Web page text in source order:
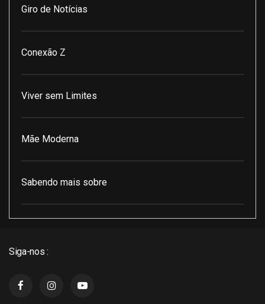
Giro de Notícias
Conexão Z
Viver sem Limites
Mãe Moderna
Sabendo mais sobre
Siga-nos :